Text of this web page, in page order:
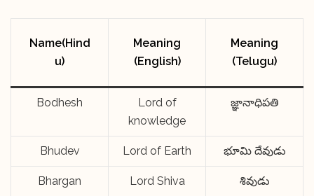
Name(Hind
u)
Meaning
(English)
Meaning
(Telugu)
Bodhesh
Lord of
knowledge
జ్ఞానాధిపతి
Bhudev Lord of Earth భూమి దేవుడు
Bhargan Lord Shiva శివుడు